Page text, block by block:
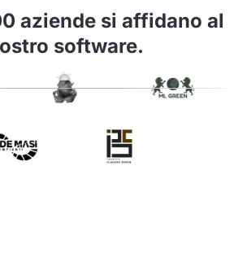
aziende si affidano al
software.